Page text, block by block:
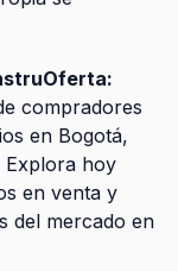
compradores
en Bogotá,
Explora hoy
en venta y
del mercado en